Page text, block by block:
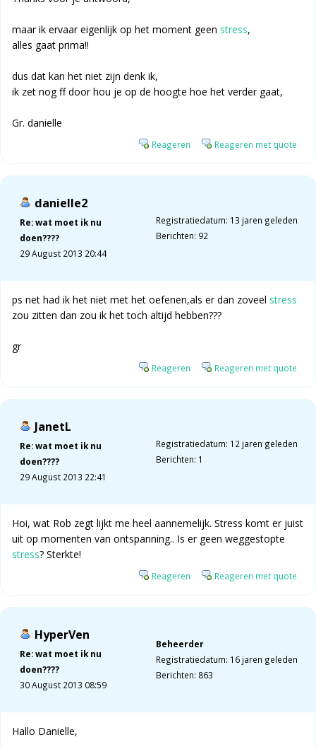
maar ik ervaar eigenlijk op het moment geen stress,
alles gaat prima!!
dus dat kan het niet zijn denk ik,
ik zet nog ff door hou je op de hoogte hoe het verder gaat,
Gr. danielle
Reageren Reageren met quote
danielle2
Re: wat moet ik nu
doen????
29 August 2013 20:44
Registratiedatum: 13 jaren geleden
Berichten: 92
ps net had ik het niet met het oefenen,als er dan zoveel stress
zou zitten dan zou ik het toch altijd hebben???
gr
Reageren Reageren met quote
JanetL
Re: wat moet ik nu
doen????
29 August 2013 22:41
Registratiedatum: 12 jaren geleden
Berichten: 1
Hoi, wat Rob zegt lijkt me heel aannemelijk. Stress komt er juist
uit op momenten van ontspanning.. Is er geen weggestopte
stress? Sterkte!
Reageren Reageren met quote
HyperVen
Re: wat moet ik nu
doen????
30 August 2013 08:59
Beheerder
Registratiedatum: 16 jaren geleden
Berichten: 863
Hallo Danielle,